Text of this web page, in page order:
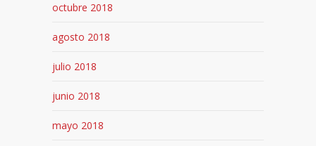
octubre 2018
agosto 2018
julio 2018
junio 2018
mayo 2018